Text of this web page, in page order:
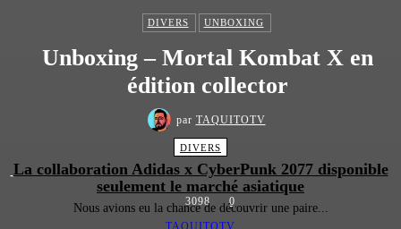
DIVERS UNBOXING
Unboxing – Mortal Kombat X en
édition collector
par TAQUITOTV
-
3098 0
DIVERS
La collaboration Adidas x CyberPunk 2077 disponible
seulement le marché asiatique
Nous avions eu la chance de découvrir une paire...
TAQUITOTV